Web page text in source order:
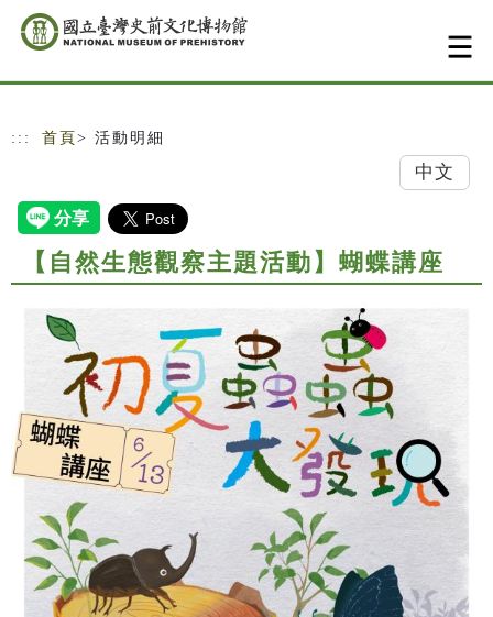
跳到主要內容
網站導覽
::: 首頁 > 活動明細
中文
【自然生態觀察主題活動】蝴蝶講座